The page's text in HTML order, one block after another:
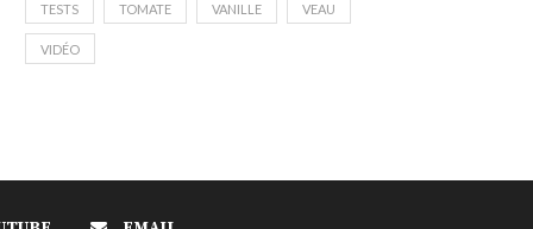
TESTS TOMATE VANILLE VEAU
VIDÉO